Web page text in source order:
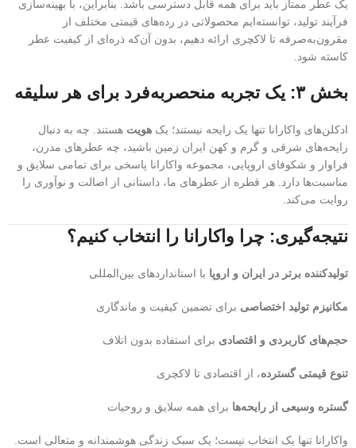
یک عطر ممتاز باید برای همه قابل دسترسی باشد. بنابراین، با بهینه‌سازی
فرآیند تولید، توانسته‌ایم محصولاتی در رده‌های قیمتی مختلف از
مقرون‌به‌صرفه تا لاکچری ارائه دهیم، بدون آن‌که ذره‌ای از کیفیت عطر
کاسته شود.
بخش ۳: یک تجربه منحصربه‌فرد برای هر سلیقه
ادکلن‌های واکارانا تنها یک رایحه نیستند؛ یک هویت هستند. چه به دنبال
رایحه‌های شرقی و گرم و کهن ایران زمین باشید، چه عطرهای مدرن،
فراوار و شکوفای اروپایی، مجموعه واکارانا پاسخی برای تمامی سلایق و
مناسبت‌ها دارد. هر قطره از عطرهای ما، داستانی از اصالت و نوآوری را
روایت می‌کند.
نتیجه‌گیری: چرا واکارانا را انتخاب کنیم؟
تولیدکننده برتر در ایران و اروپا با استانداردهای بین‌المللی
مکانیزم تولید اختصاصی برای تضمین کیفیت و ماندگاری
حجم‌های کاربردی و اقتصادی برای استفاده بدون اتلاف
تنوع قیمتی گسترده، از اقتصادی تا لاکچری
گستره وسیعی از رایحه‌ها برای همه سلایق و روحیات
واکارانا تنها یک انتخاب نیست؛ یک سبک زندگی هوشمندانه و متعالی است.